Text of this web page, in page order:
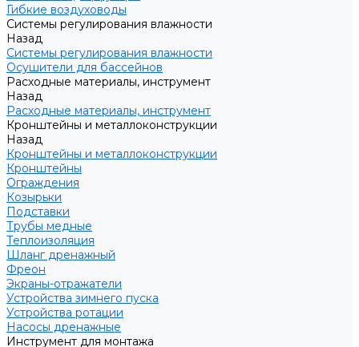
Гибкие воздуховоды
Системы регулирования влажности
Назад
Системы регулирования влажности
Осушители для бассейнов
Расходные материалы, инструмент
Назад
Расходные материалы, инструмент
Кронштейны и металлоконструкции
Назад
Кронштейны и металлоконструкции
Кронштейны
Ограждения
Козырьки
Подставки
Трубы медные
Теплоизоляция
Шланг дренажный
Фреон
Экраны-отражатели
Устройства зимнего пуска
Устройства ротации
Насосы дренажные
Инструмент для монтажа